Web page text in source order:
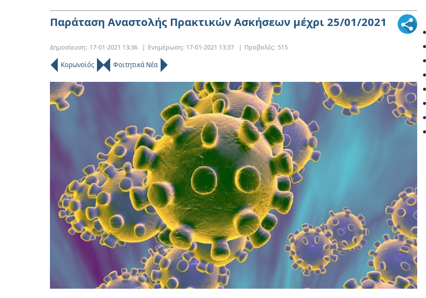
Παράταση Αναστολής Πρακτικών Ασκήσεων μέχρι 25/01/2021
Δημοσίευση: 17-01-2021 13:36 | Ενημέρωση: 17-01-2021 13:37 | Προβολές: 515
Κορωνοϊός Φοιτητικά Νέα